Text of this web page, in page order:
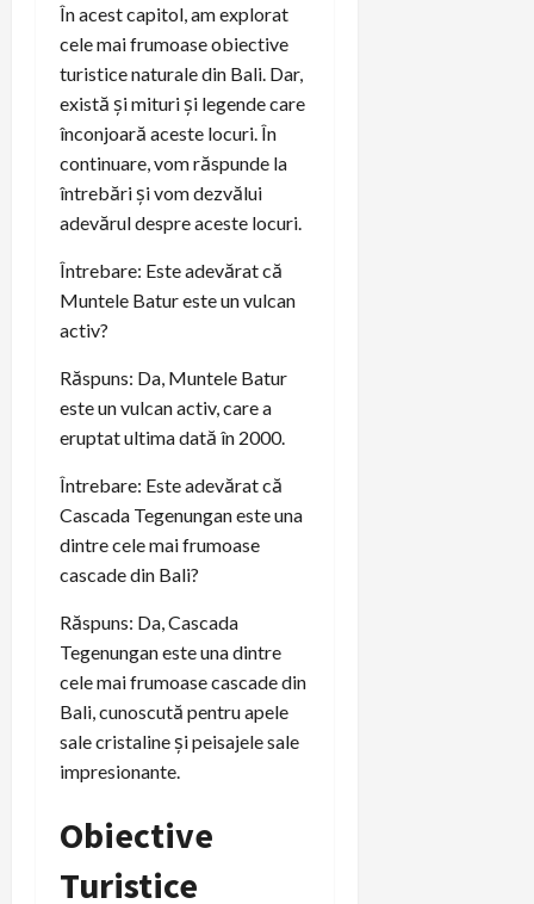
În acest capitol, am explorat
cele mai frumoase obiective
turistice naturale din Bali. Dar,
există și mituri și legende care
înconjoară aceste locuri. În
continuare, vom răspunde la
întrebări și vom dezvălui
adevărul despre aceste locuri.
Întrebare: Este adevărat că
Muntele Batur este un vulcan
activ?
Răspuns: Da, Muntele Batur
este un vulcan activ, care a
eruptat ultima dată în 2000.
Întrebare: Este adevărat că
Cascada Tegenungan este una
dintre cele mai frumoase
cascade din Bali?
Răspuns: Da, Cascada
Tegenungan este una dintre
cele mai frumoase cascade din
Bali, cunoscută pentru apele
sale cristaline și peisajele sale
impresionante.
Obiective
Turistice